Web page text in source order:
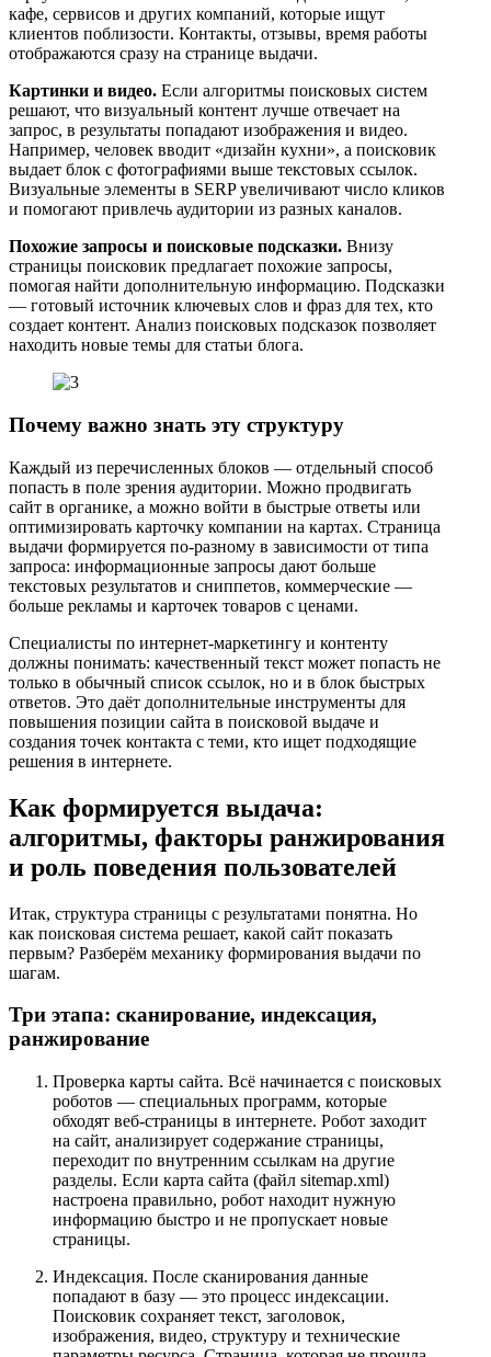
кафе, сервисов и других компаний, которые ищут
клиентов поблизости. Контакты, отзывы, время работы
отображаются сразу на странице выдачи.
Картинки и видео. Если алгоритмы поисковых систем
решают, что визуальный контент лучше отвечает на
запрос, в результаты попадают изображения и видео.
Например, человек вводит «дизайн кухни», а поисковик
выдает блок с фотографиями выше текстовых ссылок.
Визуальные элементы в SERP увеличивают число кликов
и помогают привлечь аудитории из разных каналов.
Похожие запросы и поисковые подсказки. Внизу
страницы поисковик предлагает похожие запросы,
помогая найти дополнительную информацию. Подсказки
— готовый источник ключевых слов и фраз для тех, кто
создает контент. Анализ поисковых подсказок позволяет
находить новые темы для статьи блога.
Почему важно знать эту структуру
Каждый из перечисленных блоков — отдельный способ
попасть в поле зрения аудитории. Можно продвигать
сайт в органике, а можно войти в быстрые ответы или
оптимизировать карточку компании на картах. Страница
выдачи формируется по-разному в зависимости от типа
запроса: информационные запросы дают больше
текстовых результатов и сниппетов, коммерческие —
больше рекламы и карточек товаров с ценами.
Специалисты по интернет-маркетингу и контенту
должны понимать: качественный текст может попасть не
только в обычный список ссылок, но и в блок быстрых
ответов. Это даёт дополнительные инструменты для
повышения позиции сайта в поисковой выдаче и
создания точек контакта с теми, кто ищет подходящие
решения в интернете.
Как формируется выдача:
алгоритмы, факторы ранжирования
и роль поведения пользователей
Итак, структура страницы с результатами понятна. Но
как поисковая система решает, какой сайт показать
первым? Разберём механику формирования выдачи по
шагам.
Три этапа: сканирование, индексация,
ранжирование
Проверка карты сайта. Всё начинается с поисковых
роботов — специальных программ, которые
обходят веб-страницы в интернете. Робот заходит
на сайт, анализирует содержание страницы,
переходит по внутренним ссылкам на другие
разделы. Если карта сайта (файл sitemap.xml)
настроена правильно, робот находит нужную
информацию быстро и не пропускает новые
страницы.
Индексация. После сканирования данные
попадают в базу — это процесс индексации.
Поисковик сохраняет текст, заголовок,
изображения, видео, структуру и технические